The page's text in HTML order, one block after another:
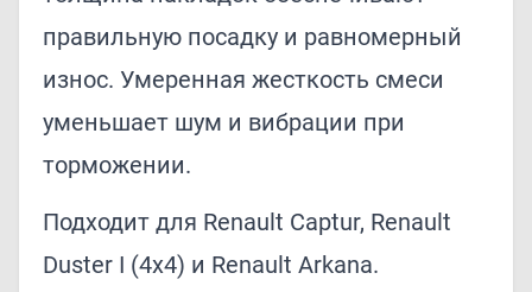
правильную посадку и равномерный
износ. Умеренная жесткость смеси
уменьшает шум и вибрации при
торможении.
Подходит для Renault Captur, Renault
Duster I (4x4) и Renault Arkana.